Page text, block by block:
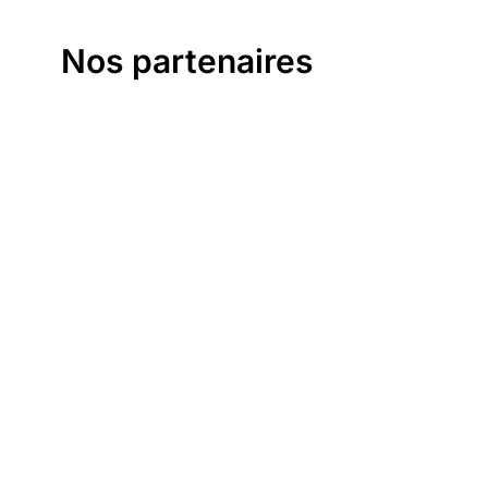
Nos partenaires